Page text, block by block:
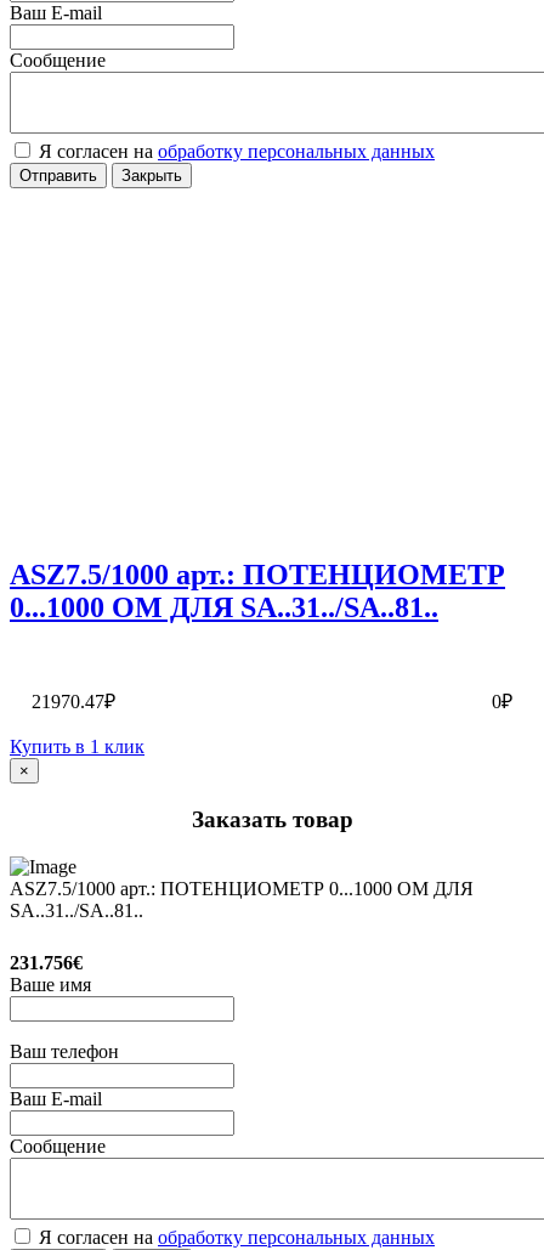
Ваш E-mail
Сообщение
Я согласен на обработку персональных данных
Отправить Закрыть
ASZ7.5/1000 арт.: ПОТЕНЦИОМЕТР
0...1000 ОМ ДЛЯ SA..31../SA..81..
21970.47₽ 0₽
Купить в 1 клик
×
Заказать товар
ASZ7.5/1000 арт.: ПОТЕНЦИОМЕТР 0...1000 ОМ ДЛЯ
SA..31../SA..81..
231.756€
Ваше имя
Ваш телефон
Ваш E-mail
Сообщение
Я согласен на обработку персональных данных